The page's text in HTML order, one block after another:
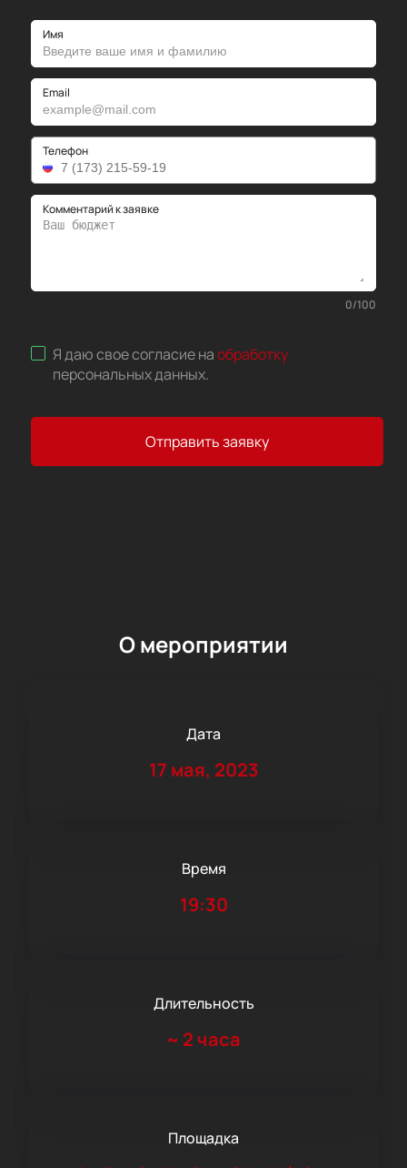
Имя
Email
Телефон
Комментарий к заявке
0/100
Я даю свое согласие наобработку
персональных данных.
Отправить заявку
О мероприятии
Дата
17 мая, 2023
Время
19:30
Длительность
~ 2 часа
Площадка